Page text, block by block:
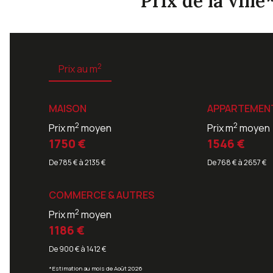
Prix au m2
MAISON
Prix m2 moyen
1750 €
De 785 € à 2135 €
Prix m2 moyen
1546 €
De 768 € à 2657 €
COMMERCE & AUTRES
Prix m2 moyen
1186 €
De 900 € à 1412 €
*Estimation au mois de Août 2026